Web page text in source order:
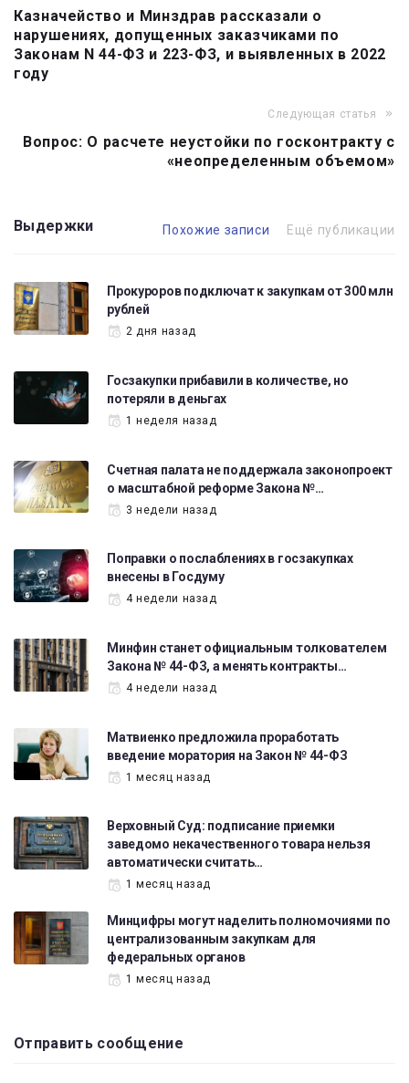
по
записям
Казначейство и Минздрав рассказали о
нарушениях, допущенных заказчиками по
Законам N 44-ФЗ и 223-ФЗ, и выявленных в 2022
году
Следующая статья
Вопрос: О расчете неустойки по госконтракту с
«неопределенным объемом»
Выдержки Похожие записи Ещё публикации
Прокуроров подключат к закупкам от 300 млн
рублей
2 дня назад
Госзакупки прибавили в количестве, но
потеряли в деньгах
1 неделя назад
Счетная палата не поддержала законопроект
о масштабной реформе Закона №…
3 недели назад
Поправки о послаблениях в госзакупках
внесены в Госдуму
4 недели назад
Минфин станет официальным толкователем
Закона № 44-ФЗ, а менять контракты…
4 недели назад
Матвиенко предложила проработать
введение моратория на Закон № 44-ФЗ
1 месяц назад
Верховный Суд: подписание приемки
заведомо некачественного товара нельзя
автоматически считать…
1 месяц назад
Минцифры могут наделить полномочиями по
централизованным закупкам для
федеральных органов
1 месяц назад
Отправить сообщение